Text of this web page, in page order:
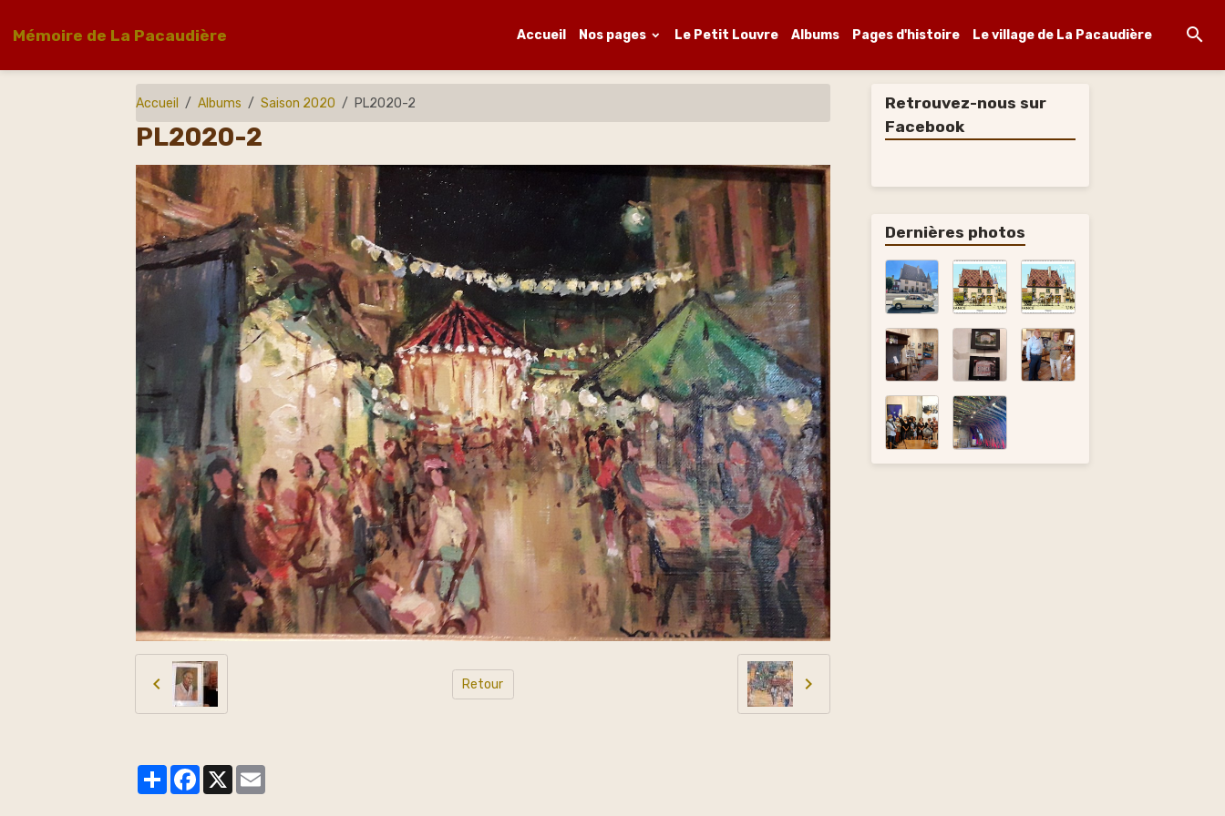
Mémoire de La Pacaudière Accueil Nos pages Le Petit Louvre Albums Pages d'histoire Le village de La Pacaudière
Accueil Albums Saison 2020 PL2020-2
PL2020-2
Retour
PartagerFacebook
X
Retrouvez-nous sur
Facebook
Dernières photos